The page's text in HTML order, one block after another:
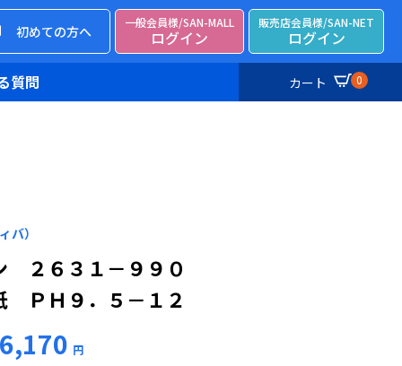
初めての方へ
一般会員様/SAN-MALL
ログイン
販売店会員様/SAN-NET
ログイン
カート 0
質問
バ）
２６３１－９９０
ＰＨ９．５－１２
6,170 円